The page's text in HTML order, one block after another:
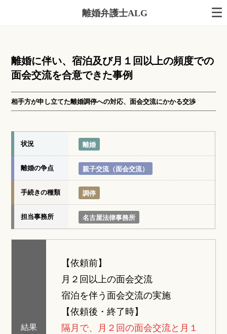
離婚弁護士ALG
離婚に伴い、宿泊及び月１回以上の頻度での
面会交流を合意できた事例
相手方が申し立てた離婚調停への対応、面会交流にかかる交渉
状況 離婚
離婚の争点 親子交流（面会交流）
手続きの種類 調停
担当事務所 名古屋法律事務所
結果
【依頼前】
月２回以上の面会交流
宿泊を伴う面会交流の実施
【依頼後・終了時】
隔月で、月２回の面会交流と月１